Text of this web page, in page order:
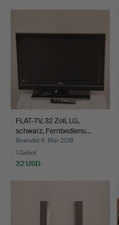
FLAT-TV, 32 Zoll, LG,
schwarz, Fernbedienu…
Beendet 6. Mär 2018
1 Gebot
32 USD